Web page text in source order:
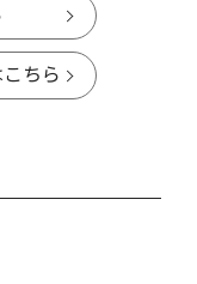
ちら